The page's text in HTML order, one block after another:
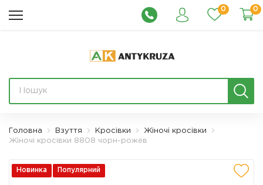
0 0
Головна Взуття Кросівки
Жіночі кросівки
Жіночі кросівки 8808 чорн-рожев
Новинка Популярний